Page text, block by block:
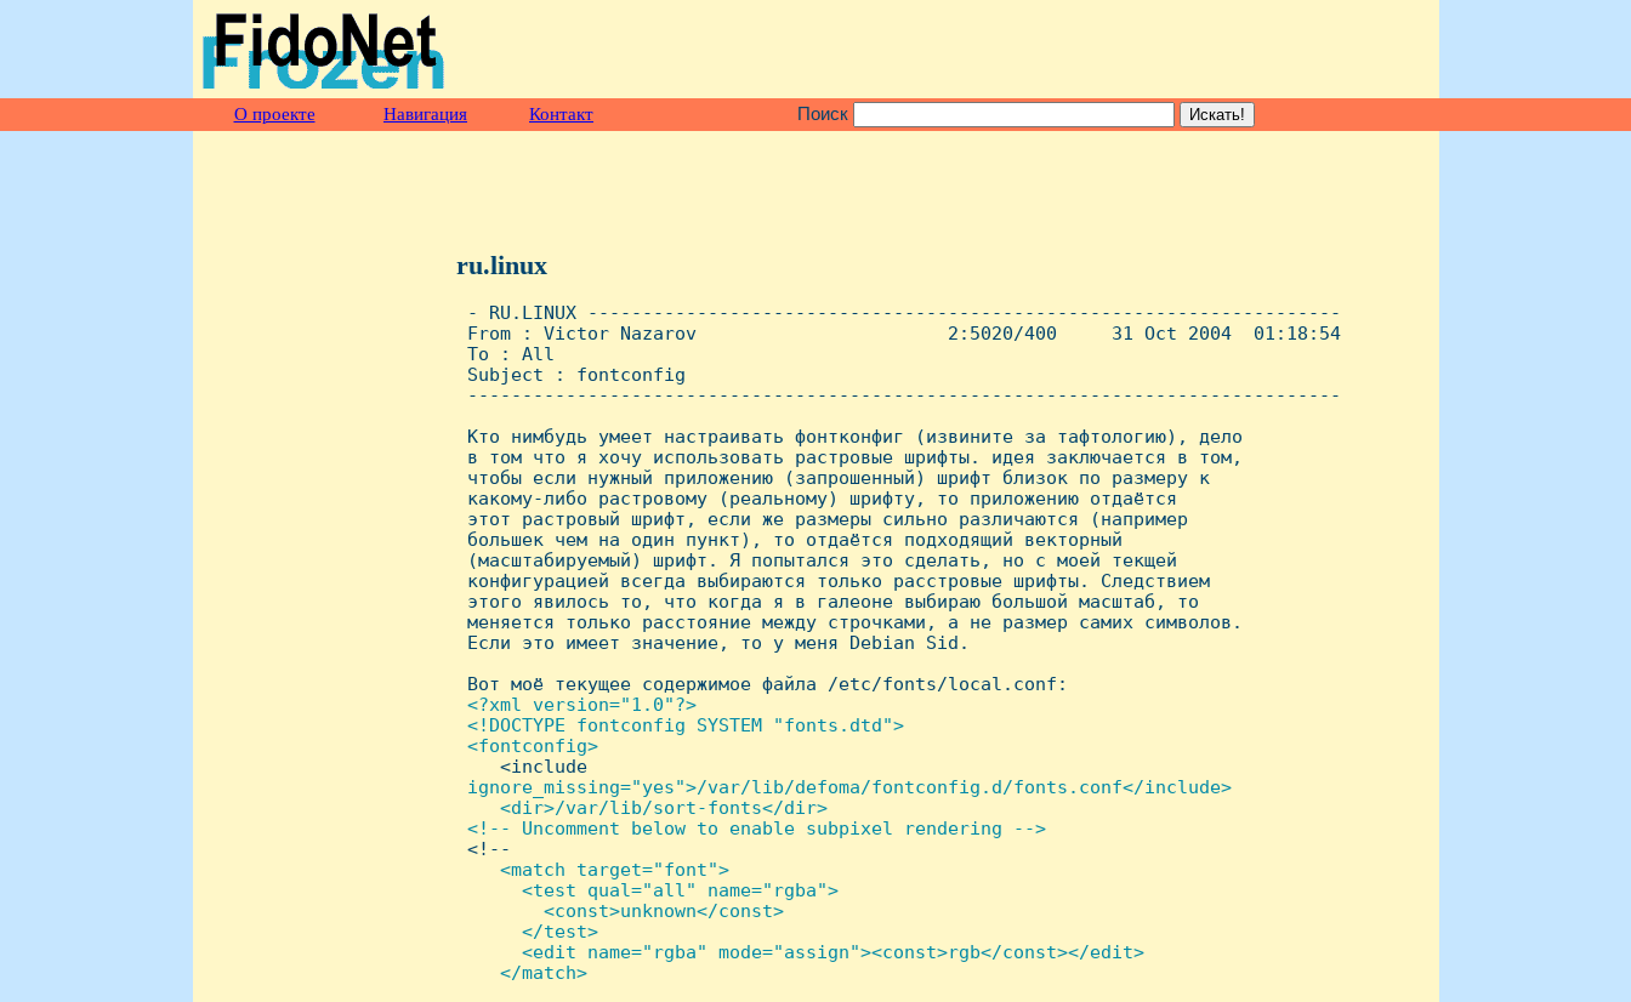
О проекте Навигация Контакт Поиск
ru.linux
- RU.LINUX ---------------------------------------------------------------------
From : Victor Nazarov                       2:5020/400     31 Oct 2004  01:18:54
To : All
Subject : fontconfig
--------------------------------------------------------------------------------
Кто нимбудь умеет настраивать фонтконфиг (извините за тафтологию), дело
в том что я хочу использовать растровые шрифты. идея заключается в том,
чтобы если нужный приложению (запрошенный) шрифт близок по размеру к
какому-либо растровому (реальному) шрифту, то приложению отдаётся
этот растровый шрифт, если же размеры сильно различаются (например
большек чем на один пункт), то отдаётся подходящий векторный
(масштабируемый) шрифт. Я попытался это сделать, но с моей текщей
конфигурацией всегда выбираются только расстровые шрифты. Следствием
этого явилось то, что когда я в галеоне выбираю большой масштаб, то
меняется только расстояние между строчками, а не размер самих символов.
Если это имеет значение, то у меня Debian Sid.
Вот моё текущее содержимое файла /etc/fonts/local.conf:
<?xml version="1.0"?>
<!DOCTYPE fontconfig SYSTEM "fonts.dtd">
<fontconfig>
   <include
ignore_missing="yes">/var/lib/defoma/fontconfig.d/fonts.conf</include>
    <dir>/var/lib/sort-fonts</dir>
<!-- Uncomment below to enable subpixel rendering -->
<!--
   <match target="font">
      <test qual="all" name="rgba">
        <const>unknown</const>
      </test>
      <edit name="rgba" mode="assign"><const>rgb</const></edit>
    </match>